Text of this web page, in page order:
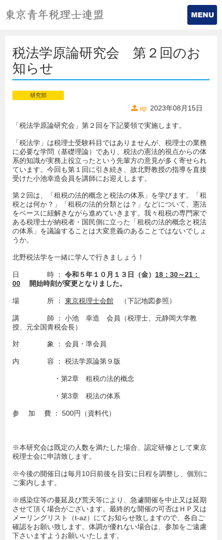
税法学原論研究会 第２回のお
知らせ
研究部
up 2023年08月15日
「税法学原論研究会」第２回を下記要領で実施します。
「税法学」は税理士受験科目ではありませんが、税理士の業務
に必要な学問（基礎理論）であり、税法の憲法的視点からの体
系的知識が実務上役立ったという先輩方の意見が多く寄せられ
ています。今回も第１回に引き続き、故北野教授の指導を直接
受けた小池幸造会員を講師にお迎えします。
第２回は、「租税の法的概念と税法の体系」を学びます。「租
税とは何か？」「租税の法的分類とは？」などについて、憲法
をベースに紐解きながら進めていきます。我々租税の専門家で
ある税理士が納税者・国民側に立った「租税の法的概念と税法
の体系」を議論することは大変意義のあることではないでしょ
うか。
北野税法学を一緒に学んで行きましょう！
日 時 ： 令和５年１０月１３日（金） 18 ：30～21：
00
開始時刻が変更となりました。
場 所 ： 東京税理士会館 （下記地図参照）
講 師 ： 小池 幸造 会員（税理士、元静岡大学教
授、元全国青税会長）
対 象 ： 会員・準会員
内 容 ： 税法学原論第９版
・第2章 租税の法的概念
・第3章 税法の体系
参 加 費 ： 500円（資料代）
※本研究会は既定の人数を満たした場合、認定研修として東京
税理士会に申請致します。
※今後の開催日は毎月10日前後を目安に日程を調整し、個別に
ご案内します。
※感染症等の蔓延及び荒天等により、急遽開催を中止又は延期
させて頂く場合がございます。最終的な開催の可否はＨＰ又は
メーリングリスト（t-az）にてお知らせ致しますので、各自ご
確認をお願い致します。体調が優れない場合は、参加をご遠慮
下さいますようお願いいたします。